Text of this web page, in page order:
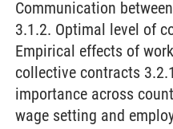
Communication
3.1.2. Optimal level of
Empirical effects of
collective contracts
importance across
wage setting and